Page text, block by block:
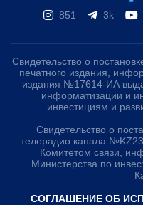
851 3k
Свидетельство о
печатного издания,
издания №17614-ИА
информатизации и
инвестициям и
Свидетельство о
телерадио канала
Комитетом связи,
Министерства по
СОГЛАШЕНИЕ ОБ